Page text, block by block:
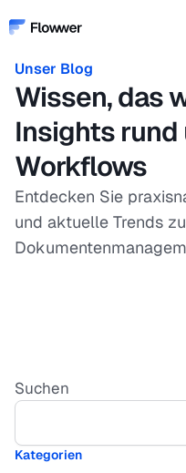
Inhalt
Unser Blog
Wissen, das
Insights
Workflows
Entdecken Sie
und aktuelle Trends
Suchen
Kategorien